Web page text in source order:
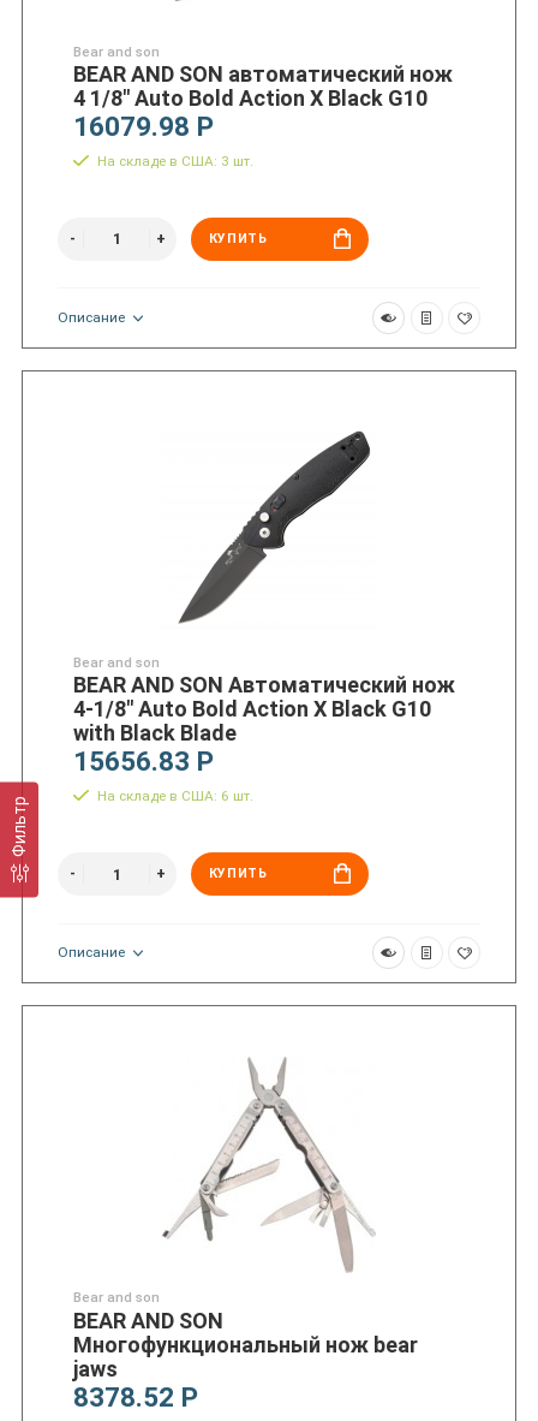
Фильтр
Bear and son
BEAR AND SON автоматический нож
4 1/8″ Auto Bold Action X Black G10
16079.98 Р
На складе в США: 3 шт.
КУПИТЬ
Описание
Bear and son
BEAR AND SON Автоматический нож
4-1/8″ Auto Bold Action X Black G10
with Black Blade
15656.83 Р
На складе в США: 6 шт.
КУПИТЬ
Описание
Bear and son
BEAR AND SON
Многофункциональный нож bear
jaws
8378.52 Р